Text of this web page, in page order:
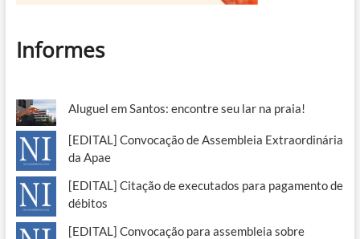
Informes
Aluguel em Santos: encontre seu lar na praia!
[EDITAL] Convocação de Assembleia Extraordinária
da Apae
[EDITAL] Citação de executados para pagamento de
débitos
[EDITAL] Convocação para assembleia sobre